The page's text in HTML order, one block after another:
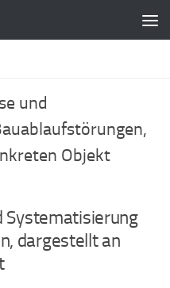
und
Objekt
Systematisierung
dargestellt an